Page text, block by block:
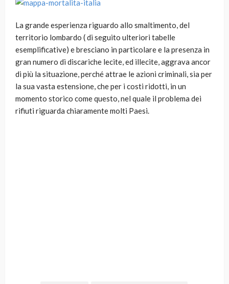
La grande esperienza riguardo allo smaltimento, del
territorio lombardo ( di seguito ulteriori tabelle
esemplificative) e bresciano in particolare e la presenza in
gran numero di discariche lecite, ed illecite, aggrava ancor
di più la situazione, perché attrae le azioni criminali, sia per
la sua vasta estensione, che per i costi ridotti, in un
momento storico come questo, nel quale il problema dei
rifiuti riguarda chiaramente molti Paesi.